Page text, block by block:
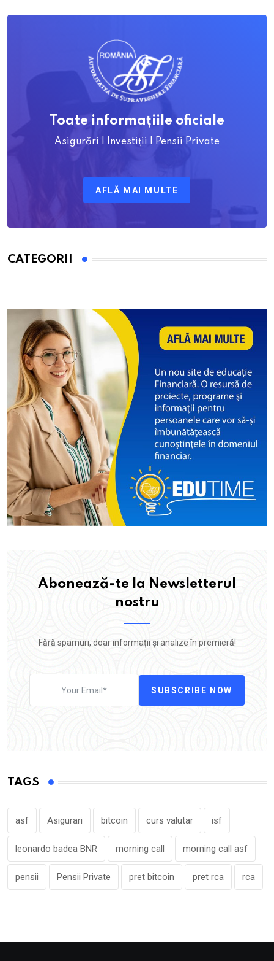
Toate informațiile oficiale
Asigurări | Investiții | Pensii Private
AFLĂ MAI MULTE
CATEGORII
Abonează-te la Newsletterul
nostru
Fără spamuri, doar informații și analize în premieră!
SUBSCRIBE NOW
TAGS
asf Asigurari bitcoin curs valutar isf
leonardo badea BNR morning call morning call asf
pensii Pensii Private pret bitcoin pret rca rca